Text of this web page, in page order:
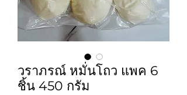
วราภรณ์ หมั่นโถว แพค 6
ชิ้น 450 กรัม